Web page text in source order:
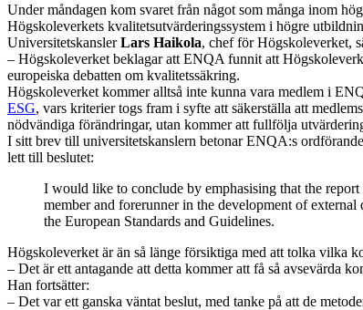
Under måndagen kom svaret från något som många inom
Högskoleverkets kvalitetsutvärderingssystem i högre
UniversitetskanslerLars Haikola, chef för Högskoleverket,
– Högskoleverket beklagar att ENQA funnit att
europeiska debatten om kvalitetssäkring.
Högskoleverket kommer alltså inte kunna vara medlem i
ESG, vars kriterier togs fram i syfte att säkerställa att
nödvändiga förändringar, utan kommer att fullfölja
I sitt brev till universitetskanslern betonar ENQA:s
lett till beslutet:
I would like to conclude by emphasising that the
member and forerunner in the development of
the European Standards and Guidelines.
Högskoleverket är än så länge försiktiga med att tolka vilka
– Det är ett antagande att detta kommer att få så avsevärda
Han fortsätter:
– Det var ett ganska väntat beslut, med tanke på att de